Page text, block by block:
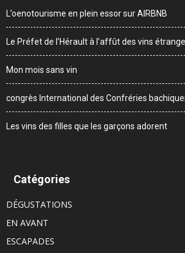
L’oenotourisme en plein essor sur AIRBNB
Le Préfet de l’Hérault à l’affût des vins
Mon mois sans vin
congrès International des Confréries
Les vins des filles que les garçons adorent
Catégories
DÉGUSTATIONS
EN AVANT
ESCAPADES